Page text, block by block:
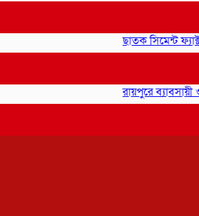
ছাতক সিমেন্ট ফ্যাক্টরি-
রায়পুরে ব্যাবসায়ী ও